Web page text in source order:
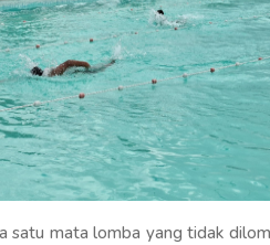
satu mata lomba yang tidak